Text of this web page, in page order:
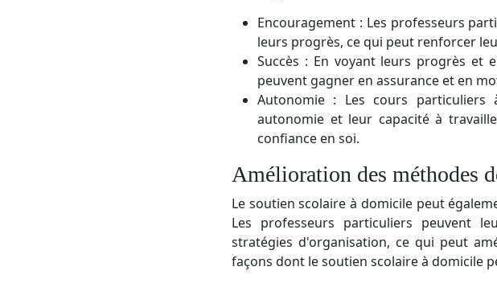
Encouragement : Les professeurs
leurs progrès, ce qui peut renforcer
Succès : En voyant leurs progrès et
peuvent gagner en assurance et en
Autonomie : Les cours
autonomie et leur capacité à
confiance en soi.
Amélioration des méthodes
Le soutien scolaire à domicile peut
Les professeurs particuliers peuvent
stratégies d'organisation, ce qui peut
façons dont le soutien scolaire à domicile